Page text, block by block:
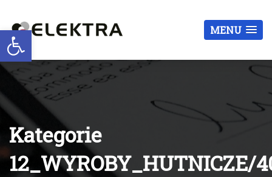
Otwórz pasek narzędzi MENU
Kategorie
12_WYROBY_HUTNICZE/